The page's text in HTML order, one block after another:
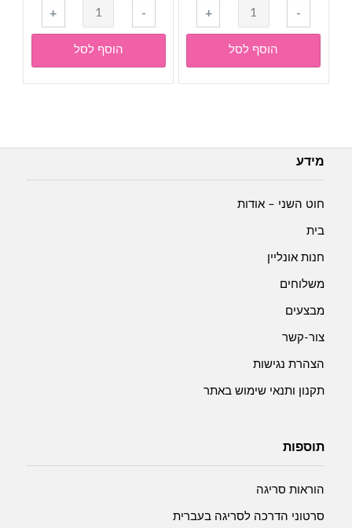
-
כמות
של
חרוזים-
חרוזי
פנינה
+
הוסף לסל
-
כמות
של
חרוזים-
חרוזי
פנינה
+
הוסף לסל
מידע
חוט השני – אודות
בית
חנות אונליין
משלוחים
מבצעים
צור-קשר
הצהרת נגישות
תקנון ותנאי שימוש באתר
תוספות
הוראות סריגה
סרטוני הדרכה לסריגה בעברית